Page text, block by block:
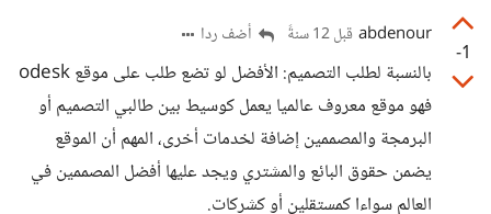
-1
abdenour قبل 12 سنةً أضف ردا
بالنسبة لطلب التصميم: الأفضل لو تضع طلب على موقع odesk
فهو موقع معروف عالميا يعمل كوسيط بين طالبي التصميم أو
البرمجة والمصممين إضافة لخدمات أخرى، المهم أن الموقع
يضمن حقوق البائع والمشتري ويجد عليها أفضل المصممين في
العالم سواءا كمستقلين أو كشركات.